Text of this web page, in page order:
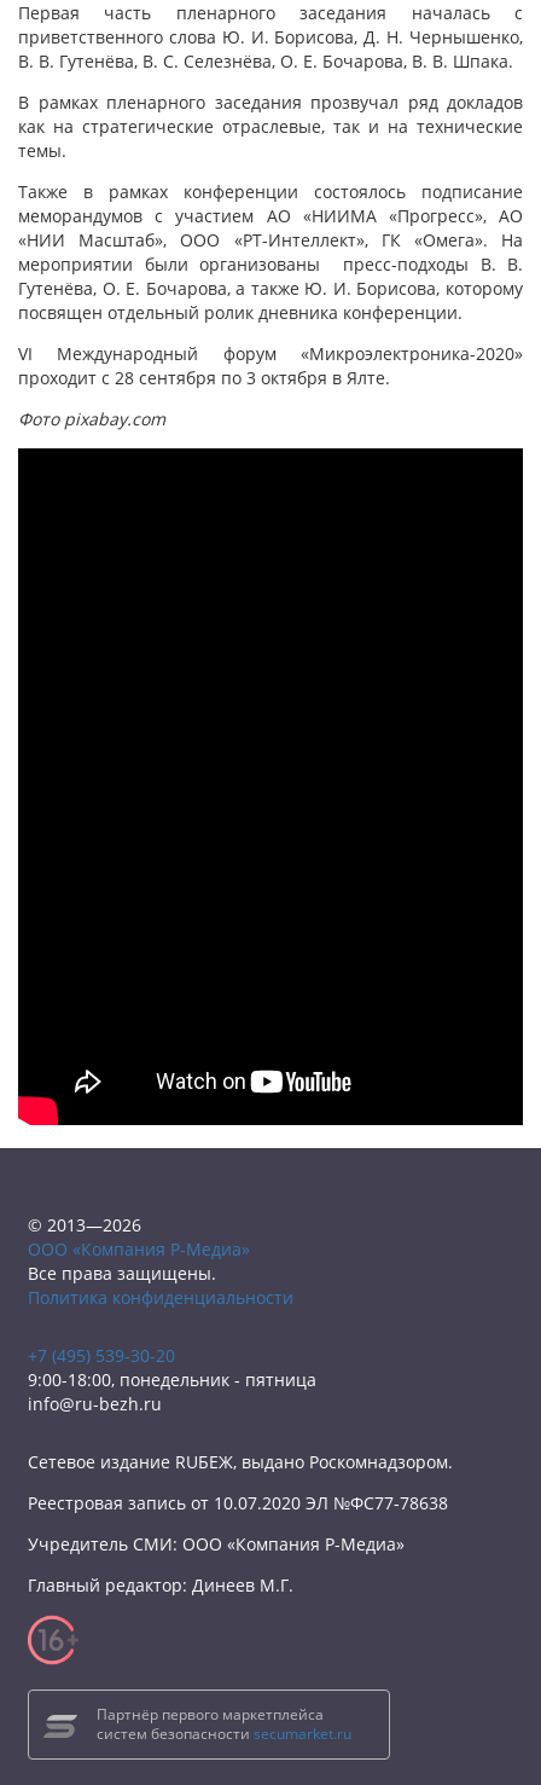
Первая часть пленарного заседания началась с
приветственного слова Ю. И. Борисова, Д. Н. Чернышенко,
В. В. Гутенёва, В. С. Селезнёва, О. Е. Бочарова, В. В. Шпака.
В рамках пленарного заседания прозвучал ряд докладов
как на стратегические отраслевые, так и на технические
темы.
Также в рамках конференции состоялось подписание
меморандумов с участием АО «НИИМА «Прогресс», АО
«НИИ Масштаб», ООО «РТ-Интеллект», ГК «Омега». На
мероприятии были организованы пресс-подходы В. В.
Гутенёва, О. Е. Бочарова, а также Ю. И. Борисова, которому
посвящен отдельный ролик дневника конференции.
VI Международный форум «Микроэлектроника-2020»
проходит с 28 сентября по 3 октября в Ялте.
Фото pixabay.com
© 2013—2026
ООО «Компания Р-Медиа»
Все права защищены.
Политика конфиденциальности
+7 (495) 539-30-20
9:00-18:00, понедельник - пятница
info@ru-bezh.ru
Сетевое издание RUБЕЖ, выдано Роскомнадзором.
Реестровая запись от 10.07.2020 ЭЛ №ФС77-78638
Учредитель СМИ: ООО «Компания Р-Медиа»
Главный редактор: Динеев М.Г.
Партнёр первого маркетплейса
систем безопасности secumarket.ru